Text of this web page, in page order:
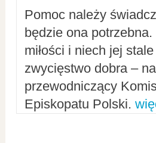
Pomoc należy
będzie ona
miłości i niech jej
zwycięstwo dobra –
przewodniczący
Episkopatu Polski.